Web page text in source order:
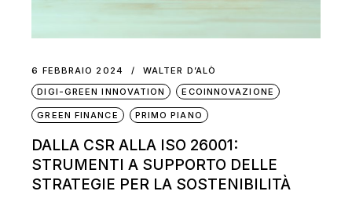
6 FEBBRAIO 2024
WALTER D’ALÒ
DIGI-GREEN INNOVATION
ECOINNOVAZIONE
GREEN FINANCE PRIMO PIANO
DALLA CSR ALLA ISO 26001:
STRUMENTI A SUPPORTO DELLE
STRATEGIE PER LA SOSTENIBILITÀ